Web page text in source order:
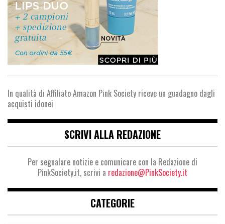
In qualità di Affiliato Amazon Pink Society riceve un guadagno dagli
acquisti idonei
SCRIVI ALLA REDAZIONE
Per segnalare notizie e comunicare con la Redazione di
PinkSociety.it, scrivi a redazione@PinkSociety.it
CATEGORIE